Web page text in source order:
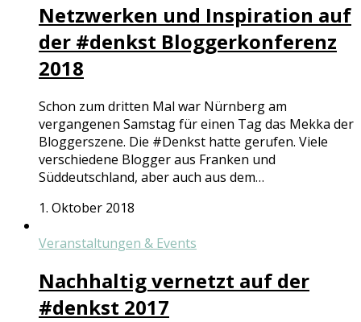
Netzwerken und Inspiration auf
der #denkst Bloggerkonferenz
2018
Schon zum dritten Mal war Nürnberg am
vergangenen Samstag für einen Tag das Mekka der
Bloggerszene. Die #Denkst hatte gerufen. Viele
verschiedene Blogger aus Franken und
Süddeutschland, aber auch aus dem…
1. Oktober 2018
Veranstaltungen & Events
Nachhaltig vernetzt auf der
#denkst 2017